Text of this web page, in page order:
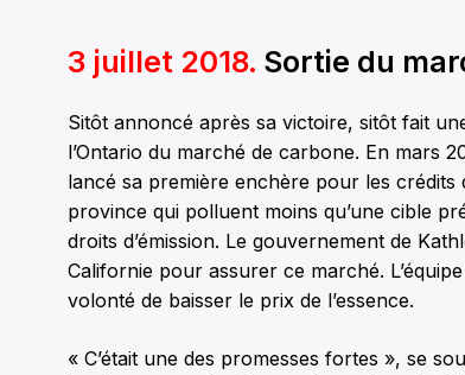
3 juillet 2018. Sortie du
Sitôt annoncé après sa victoire, sitôt fait
l’Ontario du marché de carbone. En mars
lancé sa première enchère pour les
province qui polluent moins qu’une cible
droits d’émission. Le gouvernement de
Californie pour assurer ce marché.
volonté de baisser le prix de l’essence.
« C’était une des promesses fortes », se